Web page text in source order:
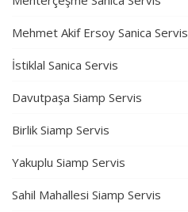
Mehmet Akif Ersoy Sanica Servis
İstiklal Sanica Servis
Davutpaşa Siamp Servis
Birlik Siamp Servis
Yakuplu Siamp Servis
Sahil Mahallesi Siamp Servis